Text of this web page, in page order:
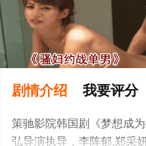
剧情介绍 我要评分
策驰影院韩国剧《梦想成
弘导演执导，李阵郁,郑采